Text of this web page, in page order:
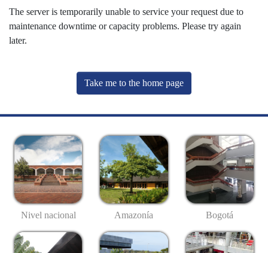
The server is temporarily unable to service your request due to
maintenance downtime or capacity problems. Please try again
later.
Take me to the home page
Nivel nacional Amazonía Bogotá